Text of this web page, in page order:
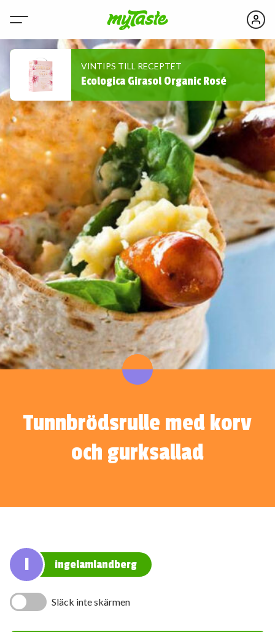
VINTIPS TILL RECEPTET
Ecologica Girasol Organic Rosé
Tunnbrödsrulle med korv
och gurksallad
I ingelamlandberg
Släck inte skärmen